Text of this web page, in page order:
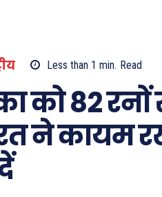
Less than 1 min. Read
को 82
ने कायम